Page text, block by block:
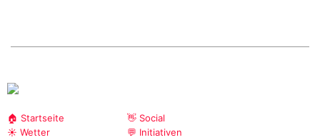
🏠 Startseite
☀️ Wetter
👋 Social
💬 Initiativen